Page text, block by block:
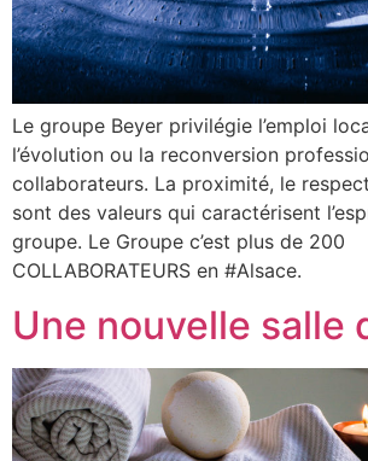
Le groupe Beyer privilégie l’emploi
l’évolution ou la reconversion
collaborateurs. La proximité, le
sont des valeurs qui caractérisent
groupe. Le Groupe c’est plus de 200
COLLABORATEURS en #Alsace.
Une nouvelle salle